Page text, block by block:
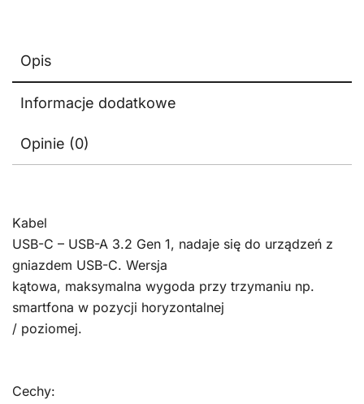
Opis
Informacje dodatkowe
Opinie (0)
Kabel
USB-C – USB-A 3.2 Gen 1, nadaje się do urządzeń z
gniazdem USB-C. Wersja
kątowa, maksymalna wygoda przy trzymaniu np.
smartfona w pozycji horyzontalnej
/ poziomej.
Cechy: